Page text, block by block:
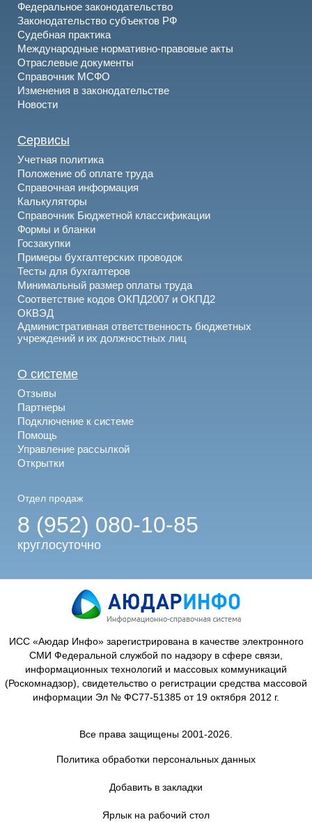
Федеральное законодательство
Законодательство субъектов РФ
Судебная практика
Международные нормативно-правовые акты
Отраслевые документы
Справочник МСФО
Изменения в законодательстве
Новости
Сервисы
Учетная политика
Положение об оплате труда
Справочная информация
Калькуляторы
Справочник Бюджетной классификации
Формы и бланки
Госзакупки
Примеры бухгалтерских проводок
Тесты для бухгалтеров
Минимальный размер оплаты труда
Соответствие кодов ОКПД2007 и ОКПД2
ОКВЭД
Административная ответственность бюджетных
учреждений и их должностных лиц
О системе
Отзывы
Партнеры
Подключение к системе
Помощь
Управление рассылкой
Открытки
Отдел продаж
8 (952) 080-10-85
круглосуточно
ИСС «Аюдар Инфо» зарегистрирована в качестве электронного
СМИ Федеральной службой по надзору в сфере связи,
информационных технологий и массовых коммуникаций
(Роскомнадзор), свидетельство о регистрации средства массовой
информации Эл № ФС77-51385 от 19 октября 2012 г.
Все права защищены 2001-2026.
Политика обработки персональных данных
Добавить в закладки
Ярлык на рабочий стол